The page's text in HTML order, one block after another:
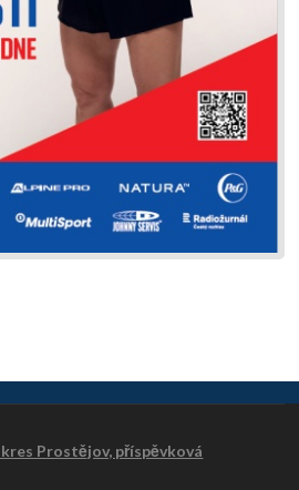
Prostějov, příspěvková